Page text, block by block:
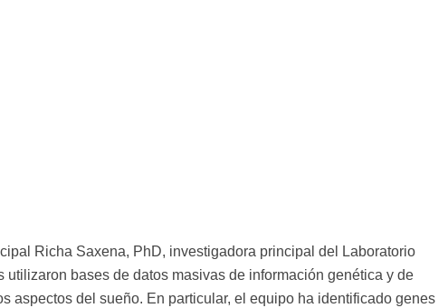
Richa Saxena, PhD, investigadora principal del Laboratorio
utilizaron bases de datos masivas de información genética y de
aspectos del sueño. En particular, el equipo ha identificado genes